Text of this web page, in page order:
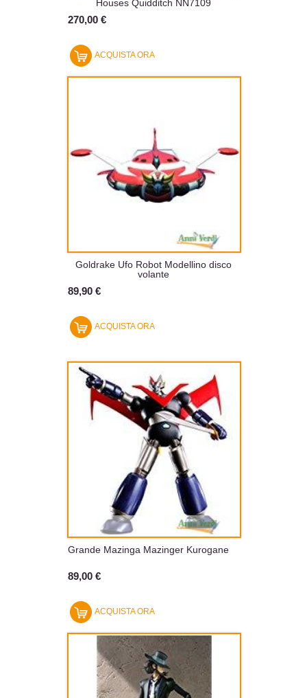
Houses Quidditch NN7109
270,00 €
ACQUISTA ORA
Goldrake Ufo Robot Modellino disco
volante
89,90 €
ACQUISTA ORA
Grande Mazinga Mazinger Kurogane
89,00 €
ACQUISTA ORA